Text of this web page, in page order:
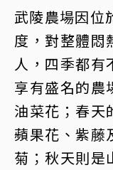
武陵農場因位
度，對整體悶
人，四季都有
享有盛名的農
油菜花；春天
蘋果花、紫藤
菊；秋天則是